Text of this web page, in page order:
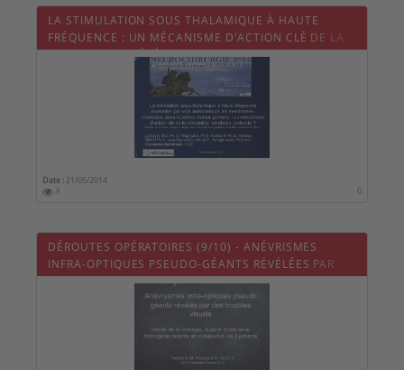
LA STIMULATION SOUS THALAMIQUE À HAUTE
FRÉQUENCE : UN MÉCANISME D'ACTION CLÉ DE LA
STIMULATION CÉRÉBRALE PROFONDE ?
Date : 21/05/2014
3
0
DÉROUTES OPÉRATOIRES (9/10) - ANÉVRISMES
INFRA-OPTIQUES PSEUDO-GÉANTS RÉVÉLÉES PAR
DES TROUBLES VISUELS